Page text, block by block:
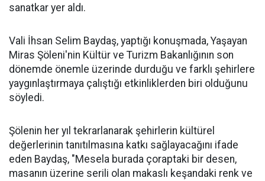
sanatkar yer aldı.
Vali İhsan Selim Baydaş, yaptığı konuşmada, Yaşayan
Miras Şöleni'nin Kültür ve Turizm Bakanlığının son
dönemde önemle üzerinde durduğu ve farklı şehirlere
yaygınlaştırmaya çalıştığı etkinliklerden biri olduğunu
söyledi.
Şölenin her yıl tekrarlanarak şehirlerin kültürel
değerlerinin tanıtılmasına katkı sağlayacağını ifade
eden Baydaş, "Mesela burada çoraptaki bir desen,
masanın üzerine serili olan makaslı keşandaki renk ve